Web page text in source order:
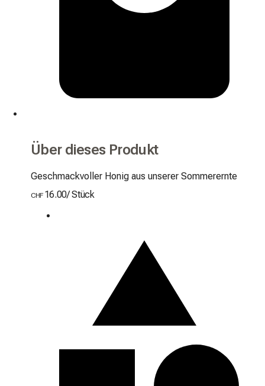
Über dieses Produkt
Geschmackvoller Honig aus unserer Sommerernte
CHF 16.00/ Stück